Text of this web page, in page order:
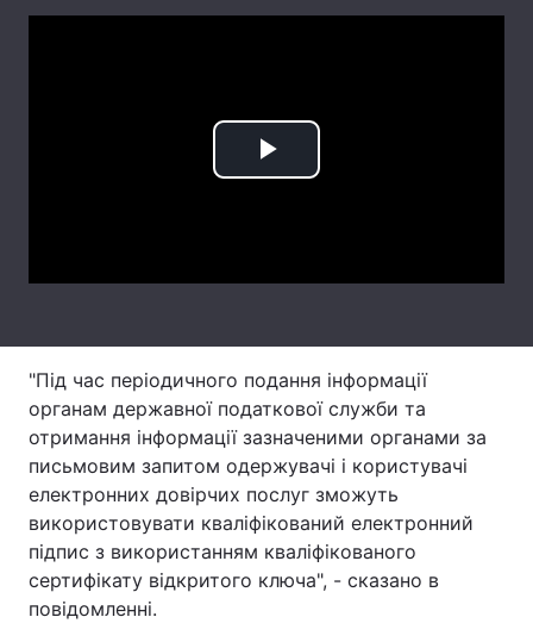
Тема оформлення
Play
"Під час періодичного подання інформації
органам державної податкової служби та
отримання інформації зазначеними органами за
письмовим запитом одержувачі і користувачі
електронних довірчих послуг зможуть
використовувати кваліфікований електронний
підпис з використанням кваліфікованого
сертифікату відкритого ключа", - сказано в
повідомленні.